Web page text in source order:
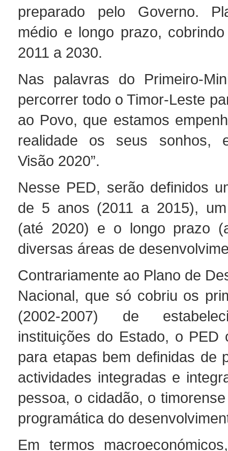
preparado pelo Governo.
médio e longo prazo,
2011 a 2030.
Nas palavras do Primeiro-
percorrer todo o Timor-Leste
ao Povo, que estamos
realidade os seus sonhos,
Visão 2020”.
Nesse PED, serão definidos
de 5 anos (2011 a 2015),
(até 2020) e o longo prazo
diversas áreas de
Contrariamente ao Plano de
Nacional, que só cobriu os
(2002-2007) de
instituições do Estado, o PED
para etapas bem definidas de
actividades integradas e
pessoa, o cidadão, o
programática do
Em termos